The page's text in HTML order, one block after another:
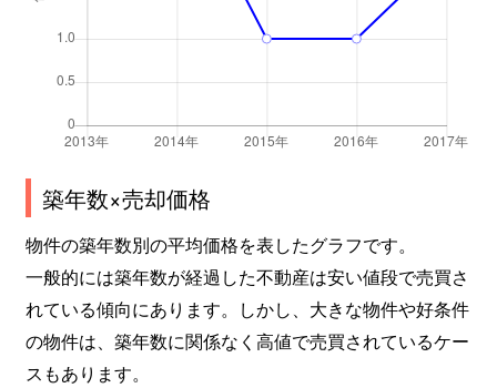
築年数×売却価格
物件の築年数別の平均価格を表したグラフです。
一般的には築年数が経過した不動産は安い値段で売買さ
れている傾向にあります。しかし、大きな物件や好条件
の物件は、築年数に関係なく高値で売買されているケー
スもあります。